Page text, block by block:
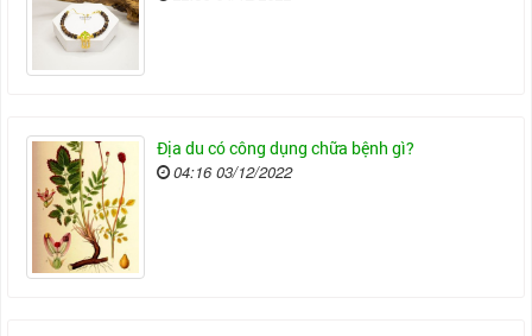
Địa du có công dụng chữa bệnh gì?
04:16 03/12/2022